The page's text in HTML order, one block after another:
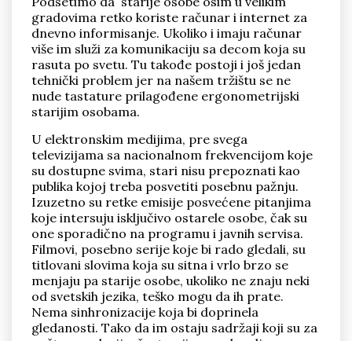
gradovima retko koriste računar i internet za
dnevno informisanje. Ukoliko i imaju računar
više im služi za komunikaciju sa decom koja su
rasuta po svetu. Tu takođe postoji i još jedan
tehnički problem jer na našem tržištu se ne
nude tastature prilagođene ergonometrijski
starijim osobama.
U elektronskim medijima, pre svega
televizijama sa nacionalnom frekvencijom koje
su dostupne svima, stari nisu prepoznati kao
publika kojoj treba posvetiti posebnu pažnju.
Izuzetno su retke emisije posvećene pitanjima
koje intersuju isključivo ostarele osobe, čak su
one sporadično na programu i javnih servisa.
Filmovi, posebno serije koje bi rado gledali, su
titlovani slovima koja su sitna i vrlo brzo se
menjaju pa starije osobe, ukoliko ne znaju neki
od svetskih jezika, teško mogu da ih prate.
Nema sinhronizacije koja bi doprinela
gledanosti. Tako da im ostaju sadržaji koji su za